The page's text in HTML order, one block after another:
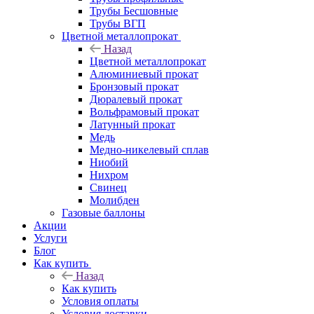
Трубы Бесшовные
Трубы ВГП
Цветной металлопрокат
Назад
Цветной металлопрокат
Алюминиевый прокат
Бронзовый прокат
Дюралевый прокат
Вольфрамовый прокат
Латунный прокат
Медь
Медно-никелевый сплав
Ниобий
Нихром
Свинец
Молибден
Газовые баллоны
Акции
Услуги
Блог
Как купить
Назад
Как купить
Условия оплаты